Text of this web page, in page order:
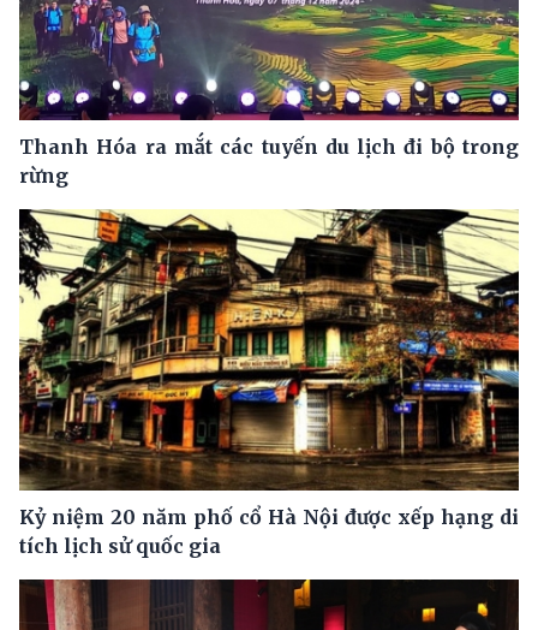
Thanh Hóa ra mắt các tuyến du lịch đi bộ trong
rừng
Kỷ niệm 20 năm phố cổ Hà Nội được xếp hạng di
tích lịch sử quốc gia